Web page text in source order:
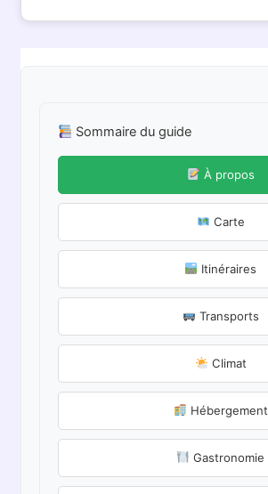
Sommaire du guide
À propos
Carte
Itinéraires
Transports
Climat
Hébergement
Gastronomie